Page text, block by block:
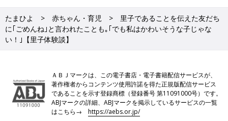
家族みんなで小春さんの誕生日をお祝い。
たまひよ 赤ちゃん・育児
里子であることを伝えた友だち
に｢ごめんね｣と言われたことも｡｢でも私はかわいそうな子じゃな
い！｣【里子体験談】
ＡＢＪマークは、この電子書店・電子書籍配信サービスが、
著作権者からコンテンツ使用許諾を得た正規版配信サービス
であることを示す登録商標（登録番号 第11091000号）です。
ABJマークの詳細、ABJマークを掲示しているサービスの一覧
はこちら→https://aebs.or.jp/